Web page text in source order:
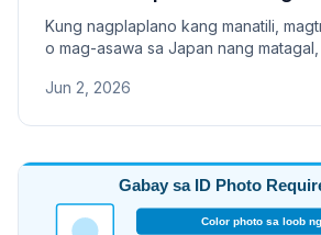
Pananatili sa Japan
Kung nagplaplano kang manatili,
o mag-asawa sa Japan nang
pagkakaiba nito sa visa, at 7
Jun 2, 2026